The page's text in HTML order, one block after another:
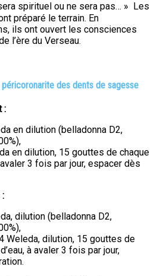
spirituel ou ne sera pas… » Les
préparé le terrain. En
ils ont ouvert les consciences
l’ère du Verseau.
des dents de sagesse
:
en dilution (belladonna D2,
en dilution, 15 gouttes de chaque
3 fois par jour, espacer dès
dilution (belladonna D2,
Weleda, dilution, 15 gouttes de
à avaler 3 fois par jour,